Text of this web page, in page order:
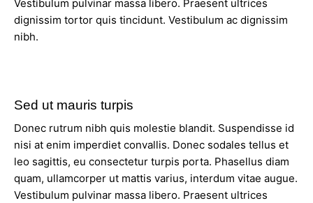
Vestibulum pulvinar massa libero. Praesent ultrices
dignissim tortor quis tincidunt. Vestibulum ac dignissim
nibh.
Sed ut mauris turpis
Donec rutrum nibh quis molestie blandit. Suspendisse id
nisi at enim imperdiet convallis. Donec sodales tellus et
leo sagittis, eu consectetur turpis porta. Phasellus diam
quam, ullamcorper ut mattis varius, interdum vitae augue.
Vestibulum pulvinar massa libero. Praesent ultrices